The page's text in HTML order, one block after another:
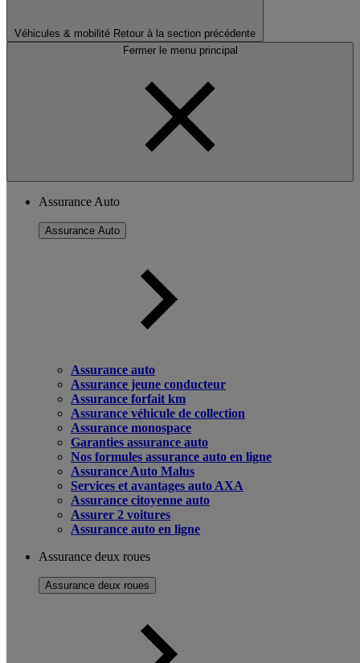
Véhicules & mobilité Retour à la section précédente
Fermer le menu principal
Assurance Auto
Assurance Auto
Assurance auto
Assurance jeune conducteur
Assurance forfait km
Assurance véhicule de collection
Assurance monospace
Garanties assurance auto
Nos formules assurance auto en ligne
Assurance Auto Malus
Services et avantages auto AXA
Assurance citoyenne auto
Assurer 2 voitures
Assurance auto en ligne
Assurance deux roues
Assurance deux roues